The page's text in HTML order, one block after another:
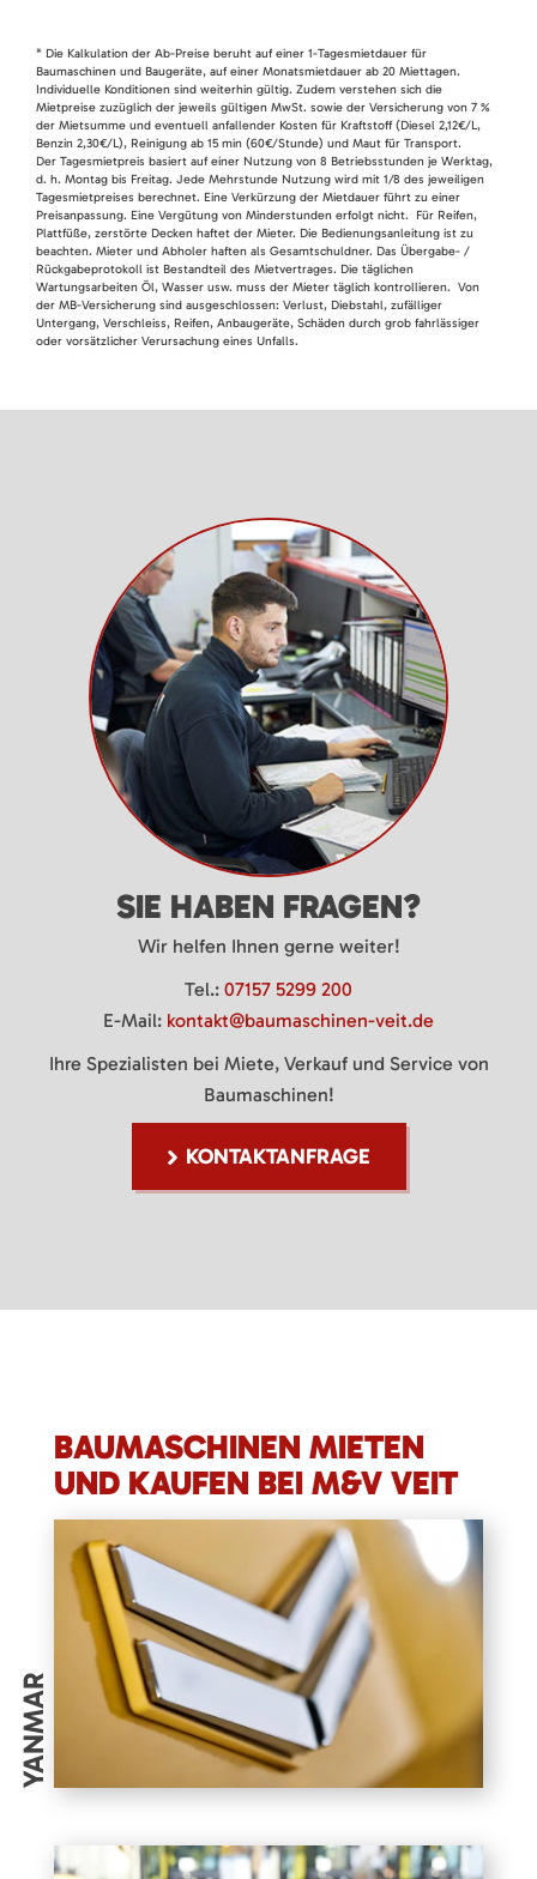
* Die Kalkulation der Ab-Preise beruht auf einer 1-Tagesmietdauer für
Baumaschinen und Baugeräte, auf einer Monatsmietdauer ab 20 Miettagen.
Individuelle Konditionen sind weiterhin gültig. Zudem verstehen sich die
Mietpreise zuzüglich der jeweils gültigen MwSt. sowie der Versicherung von 7 %
der Mietsumme und eventuell anfallender Kosten für Kraftstoff (Diesel 2,12€/L,
Benzin 2,30€/L), Reinigung ab 15 min (60€/Stunde) und Maut für Transport.
Der Tagesmietpreis basiert auf einer Nutzung von 8 Betriebsstunden je Werktag,
d. h. Montag bis Freitag. Jede Mehrstunde Nutzung wird mit 1/8 des jeweiligen
Tagesmietpreises berechnet. Eine Verkürzung der Mietdauer führt zu einer
Preisanpassung. Eine Vergütung von Minderstunden erfolgt nicht. Für Reifen,
Plattfüße, zerstörte Decken haftet der Mieter. Die Bedienungsanleitung ist zu
beachten. Mieter und Abholer haften als Gesamtschuldner. Das Übergabe- /
Rückgabeprotokoll ist Bestandteil des Mietvertrages. Die täglichen
Wartungsarbeiten Öl, Wasser usw. muss der Mieter täglich kontrollieren. Von
der MB-Versicherung sind ausgeschlossen: Verlust, Diebstahl, zufälliger
Untergang, Verschleiss, Reifen, Anbaugeräte, Schäden durch grob fahrlässiger
oder vorsätzlicher Verursachung eines Unfalls.
SIE HABEN FRAGEN?
Wir helfen Ihnen gerne weiter!
Tel.: 07157 5299 200
E-Mail: kontakt@baumaschinen-veit.de
Ihre Spezialisten bei Miete, Verkauf und Service von
Baumaschinen!
KONTAKTANFRAGE
BAUMASCHINEN MIETEN
UND KAUFEN BEI M&V VEIT
YANMAR